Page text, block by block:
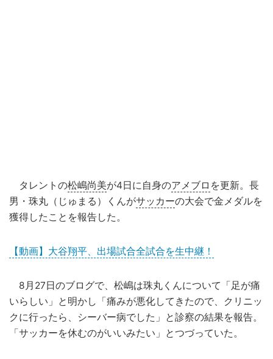
タレントの松嶋尚美が4日に自身のアメブロ を更新。長
男・珠丸（じゅまる）くんがサッカーの大会で金メダルを
獲得したことを報告した。
【動画】大谷翔平、出場試合全試合を生中継！
8月27日のブログで、松嶋は珠丸くんについて「足が痛
いらしい」と明かし「痛みが悪化してきたので、クリニッ
クに行ったら、シーバー病でした」と診察の結果を報告。
「サッカーを休むのがいいみたい」とつづっていた。